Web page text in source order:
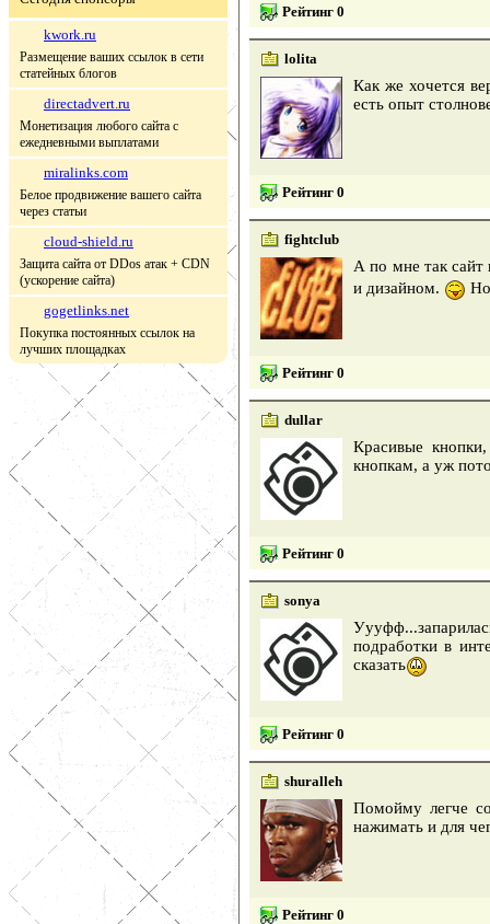
kwork.ru
Размещение ваших ссылок в сети
статейных блогов
directadvert.ru
Монетизация любого сайта с
ежедневными выплатами
miralinks.com
Белое продвижение вашего сайта
через статьи
cloud-shield.ru
Защита сайта от DDos атак + CDN
(ускорение сайта)
gogetlinks.net
Покупка постоянных ссылок на
лучших площадках
Рейтинг 0
lolita
Как же хочется
есть опыт
Рейтинг 0
fightclub
А по мне так сайт
и дизайном.
Рейтинг 0
dullar
Красивые
кнопкам, а уж
Рейтинг 0
sonya
подработки в
сказать
Рейтинг 0
shuralleh
Помойму легче
нажимать и для
Рейтинг 0